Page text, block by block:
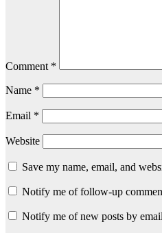
Comment *
Name *
Email *
Website
Save my name, email, and
Notify me of follow-up
Notify me of new posts by